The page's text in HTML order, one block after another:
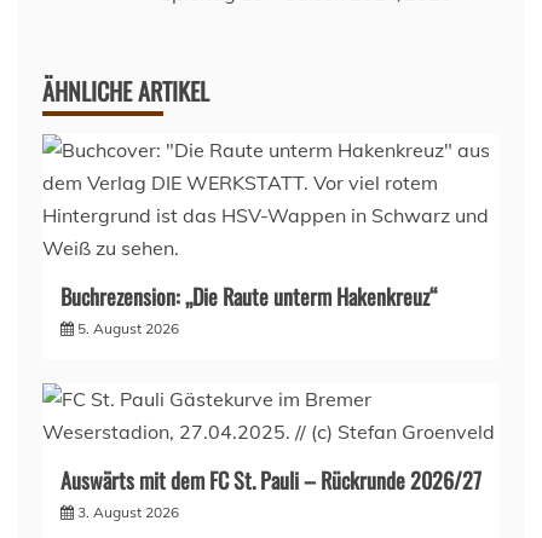
ÄHNLICHE ARTIKEL
Buchrezension: „Die Raute unterm Hakenkreuz“
5. August 2026
Auswärts mit dem FC St. Pauli – Rückrunde 2026/27
3. August 2026